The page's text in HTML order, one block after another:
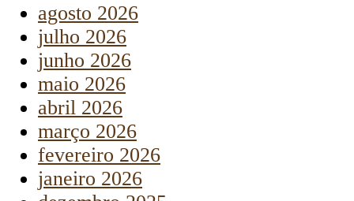
agosto 2026
julho 2026
junho 2026
maio 2026
abril 2026
março 2026
fevereiro 2026
janeiro 2026